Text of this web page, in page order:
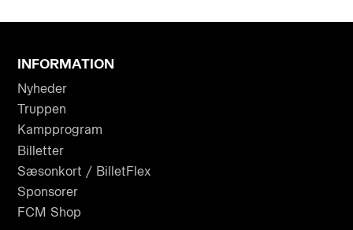
INFORMATION
Nyheder
Truppen
Kampprogram
Billetter
Sæsonkort / BilletFlex
Sponsorer
FCM Shop